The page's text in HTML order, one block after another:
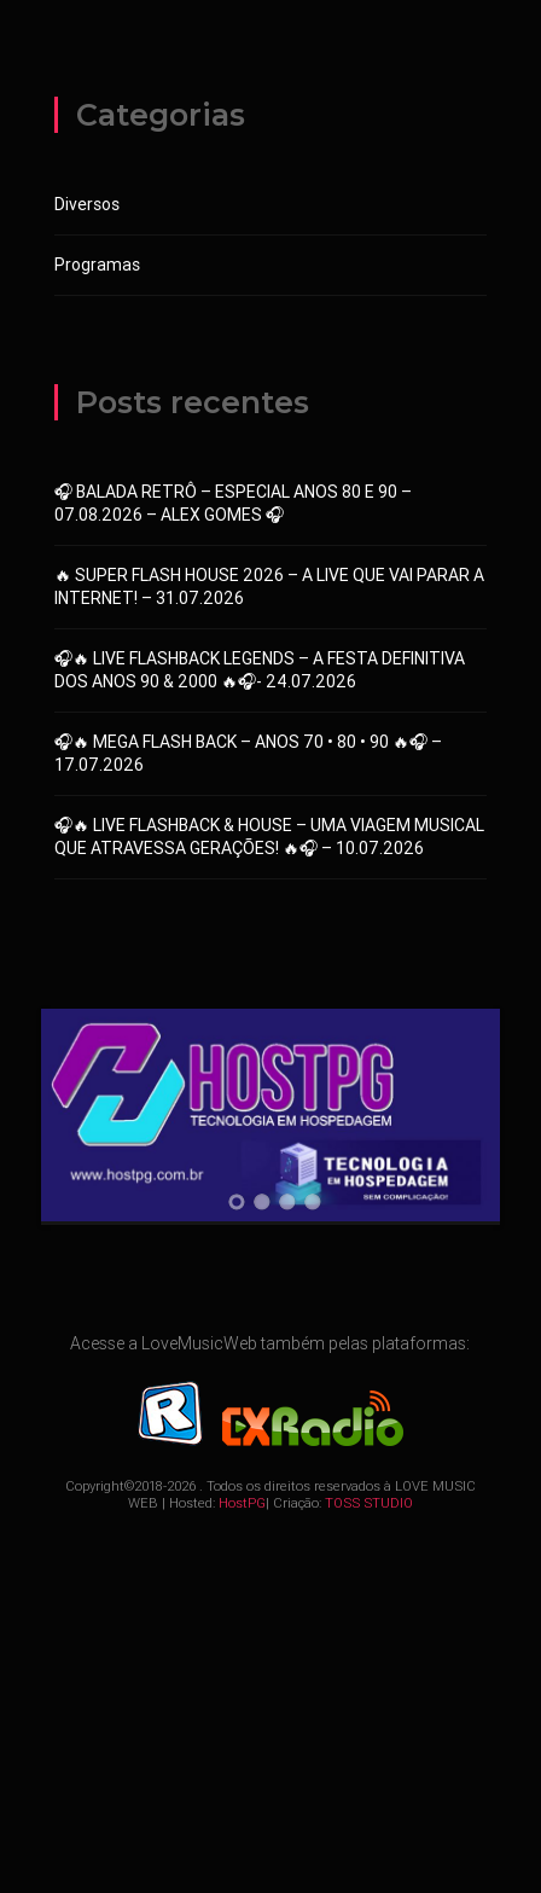
Categorias
Diversos
Programas
Posts recentes
🎧 BALADA RETRÔ – ESPECIAL ANOS 80 E 90 –
07.08.2026 – ALEX GOMES 🎧
🔥 SUPER FLASH HOUSE 2026 – A LIVE QUE VAI PARAR A
INTERNET! – 31.07.2026
🎧🔥 LIVE FLASHBACK LEGENDS – A FESTA DEFINITIVA
DOS ANOS 90 & 2000 🔥🎧- 24.07.2026
🎧🔥 MEGA FLASH BACK – ANOS 70 • 80 • 90 🔥🎧 –
17.07.2026
🎧🔥 LIVE FLASHBACK & HOUSE – UMA VIAGEM MUSICAL
QUE ATRAVESSA GERAÇÕES! 🔥🎧 – 10.07.2026
Acesse a LoveMusicWeb também pelas plataformas:
Copyright©2018-2026 . Todos os direitos reservados à LOVE MUSIC
WEB | Hosted: HostPG| Criação: TOSS STUDIO